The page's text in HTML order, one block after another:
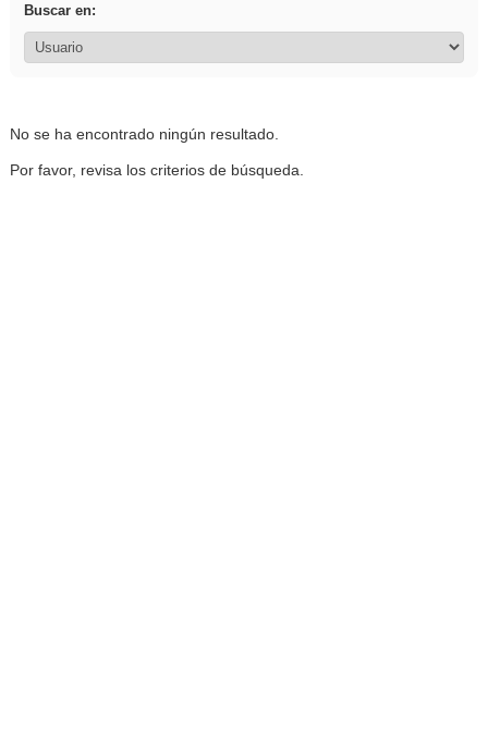
Buscar en:
No se ha encontrado ningún resultado.
Por favor, revisa los criterios de búsqueda.